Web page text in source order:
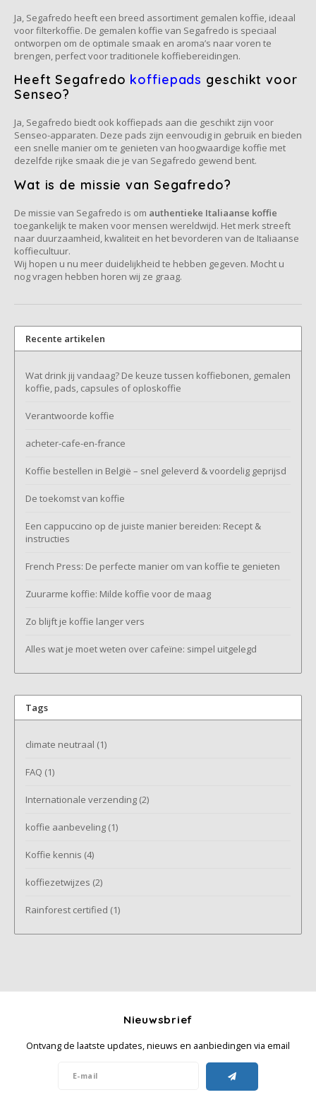
Ja, Segafredo heeft een breed assortiment gemalen koffie, ideaal
voor filterkoffie. De gemalen koffie van Segafredo is speciaal
ontworpen om de optimale smaak en aroma’s naar voren te
brengen, perfect voor traditionele koffiebereidingen.
Heeft Segafredo koffiepads geschikt voor
Senseo?
Ja, Segafredo biedt ook koffiepads aan die geschikt zijn voor
Senseo-apparaten. Deze pads zijn eenvoudig in gebruik en bieden
een snelle manier om te genieten van hoogwaardige koffie met
dezelfde rijke smaak die je van Segafredo gewend bent.
Wat is de missie van Segafredo?
De missie van Segafredo is om authentieke Italiaanse koffie
toegankelijk te maken voor mensen wereldwijd. Het merk streeft
naar duurzaamheid, kwaliteit en het bevorderen van de Italiaanse
koffiecultuur.
Wij hopen u nu meer duidelijkheid te hebben gegeven. Mocht u
nog vragen hebben horen wij ze graag.
Recente artikelen
Wat drink jij vandaag? De keuze tussen koffiebonen, gemalen
koffie, pads, capsules of oploskoffie
Verantwoorde koffie
acheter-cafe-en-france
Koffie bestellen in België – snel geleverd & voordelig geprijsd
De toekomst van koffie
Een cappuccino op de juiste manier bereiden: Recept &
instructies
French Press: De perfecte manier om van koffie te genieten
Zuurarme koffie: Milde koffie voor de maag
Zo blijft je koffie langer vers
Alles wat je moet weten over cafeïne: simpel uitgelegd
Tags
climate neutraal (1)
FAQ (1)
Internationale verzending (2)
koffie aanbeveling (1)
Koffie kennis (4)
koffiezetwijzes (2)
Rainforest certified (1)
Nieuwsbrief
Ontvang de laatste updates, nieuws en aanbiedingen via email